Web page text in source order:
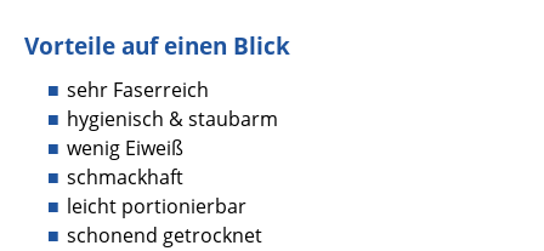
Vorteile auf einen Blick
sehr Faserreich
hygienisch & staubarm
wenig Eiweiß
schmackhaft
leicht portionierbar
schonend getrocknet